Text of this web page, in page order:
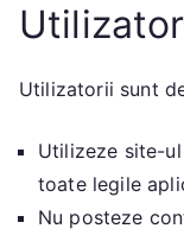
Utilizatorii sunt
Utilizeze site-
toate legile
Nu posteze